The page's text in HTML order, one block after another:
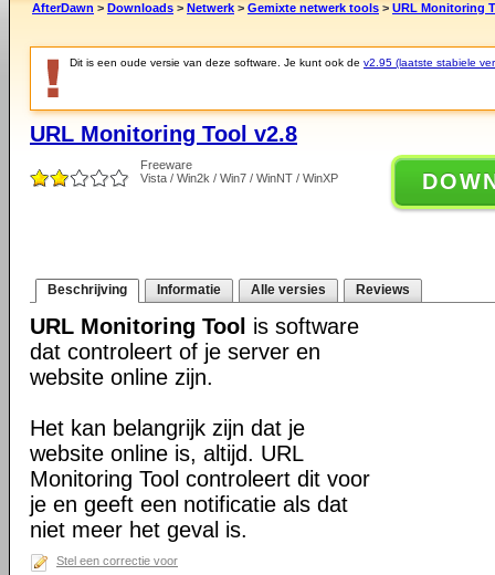
AfterDawn > Downloads > Netwerk > Gemixte netwerk tools > URL Monitoring
Dit is een oude versie van deze software. Je kunt ook de v2.95 (laatste stabiele
URL Monitoring Tool v2.8
Freeware
Vista / Win2k / Win7 / WinNT / WinXP
Beschrijving Informatie Alle versies Reviews
URL Monitoring Tool is software
dat controleert of je server en
website online zijn.
Het kan belangrijk zijn dat je
website online is, altijd. URL
Monitoring Tool controleert dit voor
je en geeft een notificatie als dat
niet meer het geval is.
Stel een correctie voor